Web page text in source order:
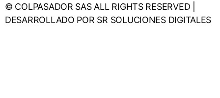
© COLPASADOR SAS ALL RIGHTS RESERVED |
DESARROLLADO POR SR SOLUCIONES DIGITALES